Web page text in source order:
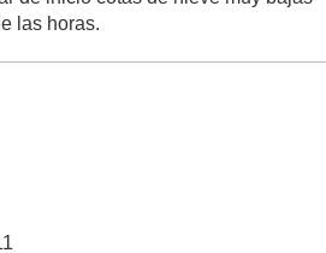
las horas.